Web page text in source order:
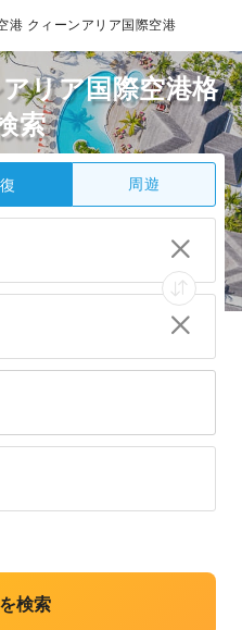
港 クィーンアリア国際空港
リア国際空港格
索
周遊
検索